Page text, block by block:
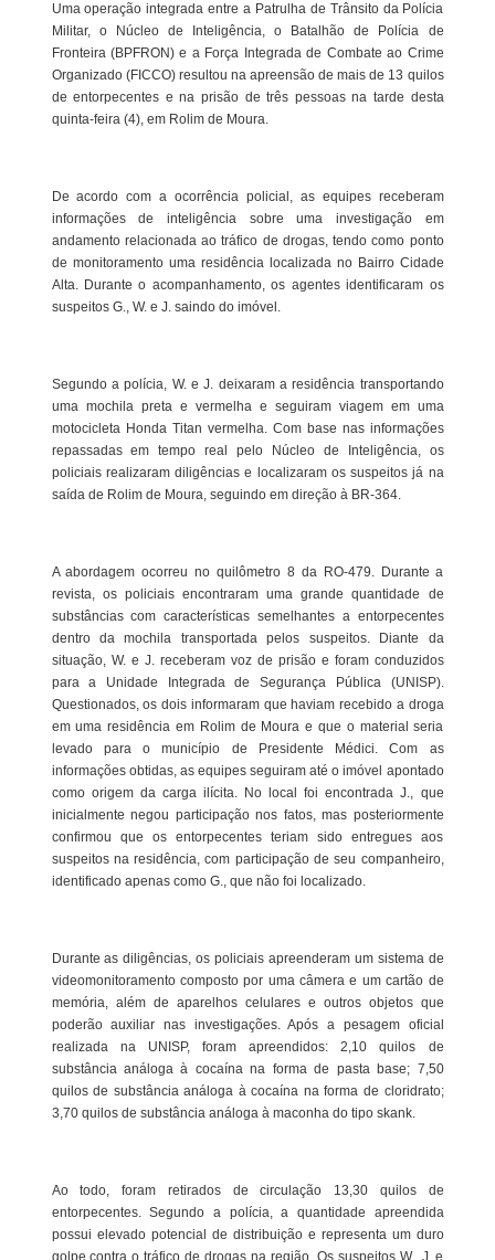
Uma operação integrada entre a Patrulha de Trânsito da Polícia
Militar, o Núcleo de Inteligência, o Batalhão de Polícia de
Fronteira (BPFRON) e a Força Integrada de Combate ao Crime
Organizado (FICCO) resultou na apreensão de mais de 13 quilos
de entorpecentes e na prisão de três pessoas na tarde desta
quinta-feira (4), em Rolim de Moura.
De acordo com a ocorrência policial, as equipes receberam
informações de inteligência sobre uma investigação em
andamento relacionada ao tráfico de drogas, tendo como ponto
de monitoramento uma residência localizada no Bairro Cidade
Alta. Durante o acompanhamento, os agentes identificaram os
suspeitos G., W. e J. saindo do imóvel.
Segundo a polícia, W. e J. deixaram a residência transportando
uma mochila preta e vermelha e seguiram viagem em uma
motocicleta Honda Titan vermelha. Com base nas informações
repassadas em tempo real pelo Núcleo de Inteligência, os
policiais realizaram diligências e localizaram os suspeitos já na
saída de Rolim de Moura, seguindo em direção à BR-364.
A abordagem ocorreu no quilômetro 8 da RO-479. Durante a
revista, os policiais encontraram uma grande quantidade de
substâncias com características semelhantes a entorpecentes
dentro da mochila transportada pelos suspeitos. Diante da
situação, W. e J. receberam voz de prisão e foram conduzidos
para a Unidade Integrada de Segurança Pública (UNISP).
Questionados, os dois informaram que haviam recebido a droga
em uma residência em Rolim de Moura e que o material seria
levado para o município de Presidente Médici. Com as
informações obtidas, as equipes seguiram até o imóvel apontado
como origem da carga ilícita. No local foi encontrada J., que
inicialmente negou participação nos fatos, mas posteriormente
confirmou que os entorpecentes teriam sido entregues aos
suspeitos na residência, com participação de seu companheiro,
identificado apenas como G., que não foi localizado.
Durante as diligências, os policiais apreenderam um sistema de
videomonitoramento composto por uma câmera e um cartão de
memória, além de aparelhos celulares e outros objetos que
poderão auxiliar nas investigações. Após a pesagem oficial
realizada na UNISP, foram apreendidos: 2,10 quilos de
substância análoga à cocaína na forma de pasta base; 7,50
quilos de substância análoga à cocaína na forma de cloridrato;
3,70 quilos de substância análoga à maconha do tipo skank.
Ao todo, foram retirados de circulação 13,30 quilos de
entorpecentes. Segundo a polícia, a quantidade apreendida
possui elevado potencial de distribuição e representa um duro
golpe contra o tráfico de drogas na região. Os suspeitos W., J. e